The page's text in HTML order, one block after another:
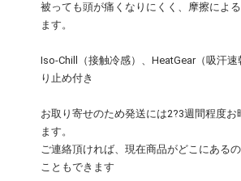
被っても頭が痛くなりにくく、摩擦によ
ます。
Iso-Chill（接触冷感）、HeatGear（吸汗
り止め付き
お取り寄せのため発送には2?3週間程度お
ます。
ご連絡頂ければ、現在商品がどこにある
こともできます